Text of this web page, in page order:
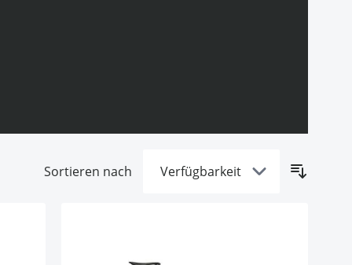
Features.
Sortieren nach